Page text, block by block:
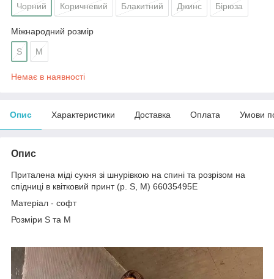
Чорний Коричневий Блакитний Джинс Бірюза
Міжнародний розмір
S М
Немає в наявності
Опис Характеристики Доставка Оплата Умови
Опис
Приталена міді сукня зі шнурівкою на спині та розрізом на
спідниці в квітковий принт (р. S, M) 66035495Е
Матеріал - софт
Розміри S та М